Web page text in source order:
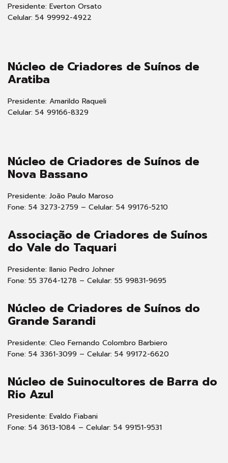
Presidente: Everton Orsato
Celular: 54 99992-4922
Núcleo de Criadores de Suínos de
Aratiba
Presidente: Amarildo Raqueli
Celular: 54 99166-8329
Núcleo de Criadores de Suínos de
Nova Bassano
Presidente: João Paulo Maroso
Fone: 54 3273-2759 – Celular: 54 99176-5210
Associação de Criadores de Suínos
do Vale do Taquari
Presidente: Ilanio Pedro Johner
Fone: 55 3764-1278 – Celular: 55 99831-9695
Núcleo de Criadores de Suínos do
Grande Sarandi
Presidente: Cleo Fernando Colombro Barbiero
Fone: 54 3361-3099 – Celular: 54 99172-6620
Núcleo de Suinocultores de Barra do
Rio Azul
Presidente: Evaldo Fiabani
Fone: 54 3613-1084 – Celular: 54 99151-9531